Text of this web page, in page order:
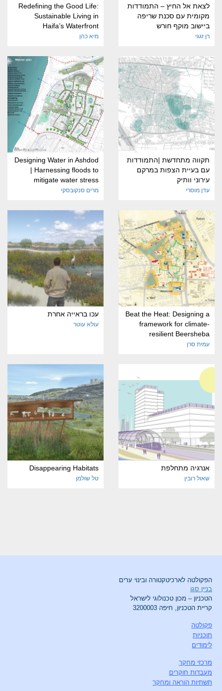
לצאת אל החיץ – התמודדות
מקומית עם סכנת שריפה
ביישוב מוקף חורש
רן זגגי
Redefining the Good Life:
Sustainable Living in
Haifa’s Waterfront
מיא כהן
תקווה מתחדשת |התמודדות
עם בעיית הצפות במרקם
עירוני וותיק
עדן מוסרי
Designing Water in Ashdod
| Harnessing floods to
mitigate water stress
מרים סנקובסקי
Beat the Heat: Designing a
framework for climate-
resilient Beersheba
עמית סרן
עכו בראייה אחרת
עולא עוטר
אנרגיה מתחלפת
שאול רובין
Disappearing Habitats
טל שולמן
הפקולטה לארכיטקטורה ובינוי ערים
בניין סגו
הטכניון – מכון טכנולוגי לישראל
קריית הטכניון, חיפה 3200003
פקולטה
תוכניות
לימודים
מרכזי מחקר
מעבדות חוקרים
תשתיות הוראה ומחקר